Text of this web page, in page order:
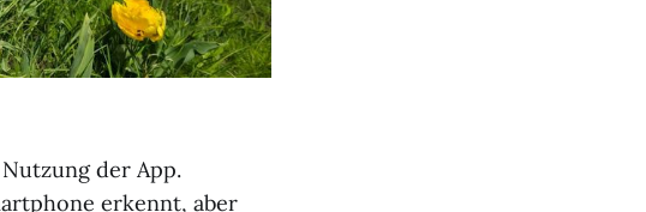
der App.
erkennt, aber